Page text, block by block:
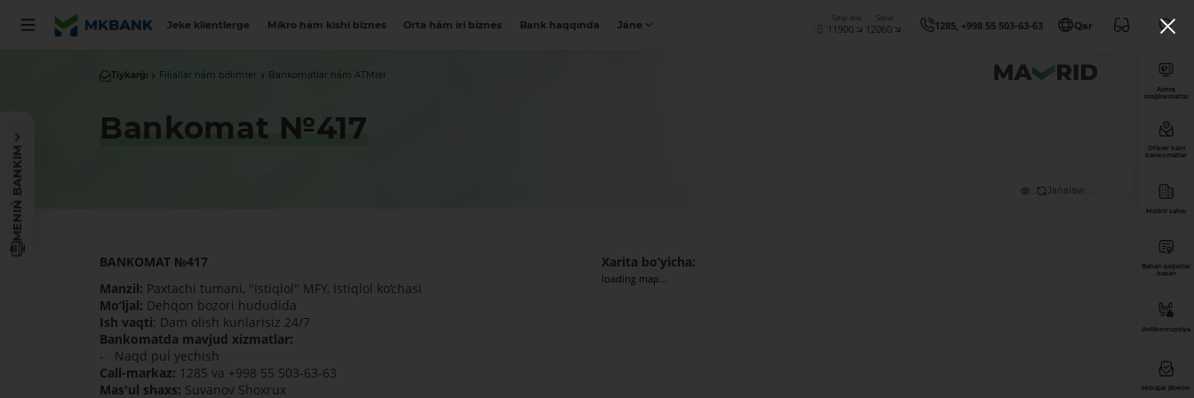
Jeke klientlerge Mikro hám kishi biznes Orta hám iri biznes Bank haqqında Jáne
Satıp alıw
11900
Satıw
12060 1285, +998 55 503-63-63 Qar
MENIŃ BANKIM
Tiykarǵı Filiallar hám bólimler Bankomatlar hám ATMler
Bankomat №417
Jańalaw: ...
BANKOMAT №417
Manzil: Paxtachi tumani, "Istiqlol" MFY, Istiqlol ko‘chasi
Mo‘ljal: Dehqon bozori hududida
Ish vaqti: Dam olish kunlarisiz 24/7
Bankomatda mavjud xizmatlar:
- Naqd pul yechish
Call-markaz: 1285 va +998 55 503-63-63
Mas'ul shaxs: Suvanov Shoxrux
Xarita bo‘yicha:
loading map...
Ashıq
maǵlıwmatlar
Ofisler hám
bankomatlar
Múlkti satıw
Bahalı qaǵazlar
bazarı
Antikorrupsiya
Múrájat jiberiw